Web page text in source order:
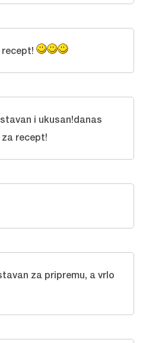
recept!
i ukusan!danas
recept!
za pripremu, a vrlo